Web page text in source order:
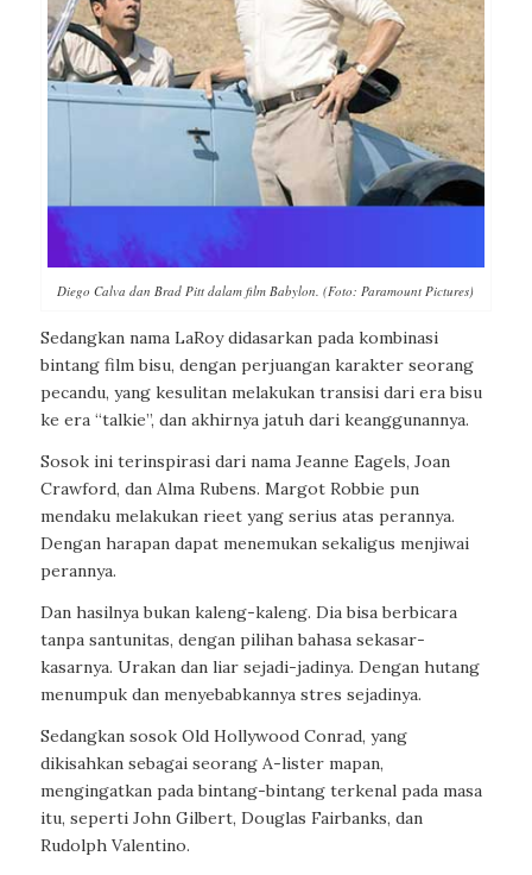
Diego Calva dan Brad Pitt dalam film Babylon. (Foto: Paramount Pictures)
Sedangkan nama LaRoy didasarkan pada kombinasi
bintang film bisu, dengan perjuangan karakter seorang
pecandu, yang kesulitan melakukan transisi dari era bisu
ke era “talkie”, dan akhirnya jatuh dari keanggunannya.
Sosok ini terinspirasi dari nama Jeanne Eagels, Joan
Crawford, dan Alma Rubens. Margot Robbie pun
mendaku melakukan rieet yang serius atas perannya.
Dengan harapan dapat menemukan sekaligus menjiwai
perannya.
Dan hasilnya bukan kaleng-kaleng. Dia bisa berbicara
tanpa santunitas, dengan pilihan bahasa sekasar-
kasarnya. Urakan dan liar sejadi-jadinya. Dengan hutang
menumpuk dan menyebabkannya stres sejadinya.
Sedangkan sosok Old Hollywood Conrad, yang
dikisahkan sebagai seorang A-lister mapan,
mengingatkan pada bintang-bintang terkenal pada masa
itu, seperti John Gilbert, Douglas Fairbanks, dan
Rudolph Valentino.